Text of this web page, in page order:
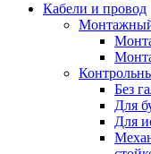
Кабели и провод
Монтажный
Без
Для
Для